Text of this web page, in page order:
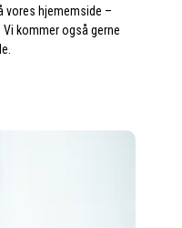
vores hjememside –
kommer også gerne